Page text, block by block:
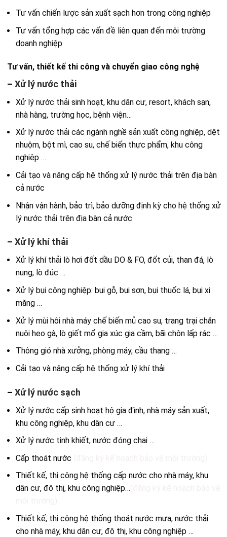
Tư vấn chiến lược sản xuất sạch hơn trong công nghiệp
Tư vấn tổng hợp các vấn đề liên quan đến môi trường
doanh nghiệp
Tư vấn, thiết kế thi công và chuyển giao công nghệ
– Xử lý nước thải
Xử lý nước thải sinh hoạt, khu dân cư, resort, khách sạn,
nhà hàng, trường học, bệnh viện…
Xử lý nước thải các ngành nghề sản xuất công nghiệp, dệt
nhuộm, bột mì, cao su, chế biến thực phẩm, khu công
nghiệp …
Cải tạo và nâng cấp hệ thống xử lý nước thải trên địa bàn
cả nước
Nhận vận hành, bảo trì, bảo dưỡng định kỳ cho hệ thống xử
lý nước thải trên địa bàn cả nước
– Xử lý khí thải
Xử lý khí thải lò hơi đốt dầu DO & FO, đốt củi, than đá, lò
nung, lò đúc …
Xử lý bụi công nghiệp: bụi gỗ, bụi sơn, bụi thuốc lá, bụi xi
măng …
Xử lý mùi hôi nhà máy chế biến mủ cao su, trang trại chăn
nuôi heo gà, lò giết mổ gia xúc gia cầm, bãi chôn lấp rác …
Thông gió nhà xưởng, phòng máy, cầu thang …
Cải tạo và nâng cấp hệ thống xử lý khí thải
– Xử lý nước sạch
Xử lý nước cấp sinh hoạt hộ gia đình, nhà máy sản xuất,
khu công nghiệp, khu dân cư …
Xử lý nước tinh khiết, nước đóng chai …
Cấp thoát nước
Thiết kế, thi công hệ thống cấp nước cho nhà máy, khu
dân cư, đô thị, khu công nghiệp…
Thiết kế, thi công hệ thống thoát nước mưa, nước thải
cho nhà máy, khu dân cư, đô thị, khu công nghiệp …